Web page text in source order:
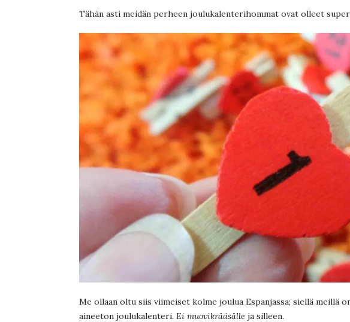
Tähän asti meidän perheen joulukalenterihommat ovat olleet
Me ollaan oltu siis viimeiset kolme joulua Espanjassa; siellä
aineeton joulukalenteri. Ei muovikrääsälle ja silleen.